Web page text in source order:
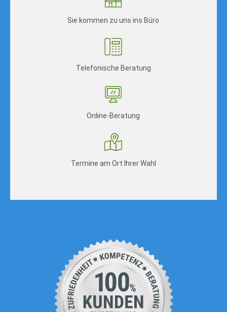
Sie kommen zu uns ins Büro
Telefonische Beratung
Online-Beratung
Termine am Ort Ihrer Wahl